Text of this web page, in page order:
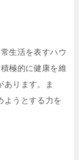
生活を表すハウ
極的に健康を維
あります。ま
ようとする力を